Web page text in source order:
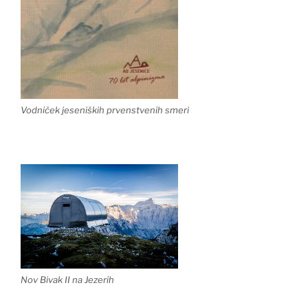
Vodniček jeseniških prvenstvenih smeri
Nov Bivak II na Jezerih